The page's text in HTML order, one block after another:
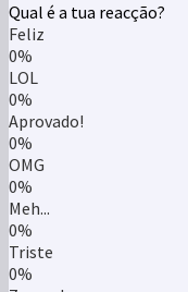
Qual é a tua reacção?
Feliz
0%
LOL
0%
Aprovado!
0%
OMG
0%
Meh...
0%
Triste
0%